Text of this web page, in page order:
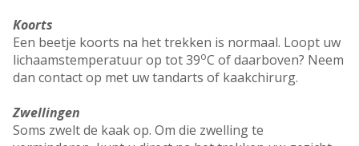
Koorts
Een beetje koorts na het trekken is normaal. Loopt uw
lichaamstemperatuur op tot 39oC of daarboven? Neem
dan contact op met uw tandarts of kaakchirurg.
Zwellingen
Soms zwelt de kaak op. Om die zwelling te